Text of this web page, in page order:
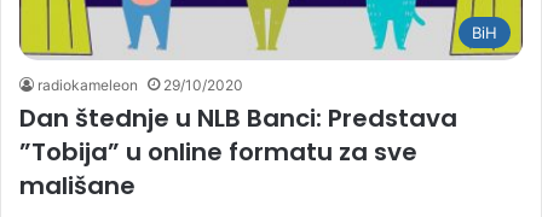
BiH
radiokameleon 29/10/2020
Dan štednje u NLB Banci: Predstava
”Tobija” u online formatu za sve
mališane